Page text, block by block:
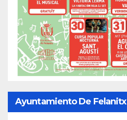
Ayuntamiento De Felanitx